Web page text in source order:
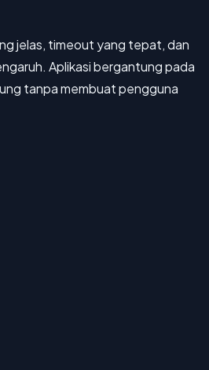
jelas, timeout yang tepat, dan
Aplikasi bergantung pada
tanpa membuat pengguna